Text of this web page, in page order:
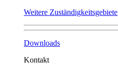
Weitere Zuständigkeitsgebiete
Downloads
Kontakt